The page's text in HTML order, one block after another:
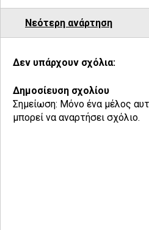
Νεότερη ανάρτηση
Δεν υπάρχουν σχόλια:
Δημοσίευση σχολίου
Σημείωση: Μόνο ένα μέλος
μπορεί να αναρτήσει σχόλιο.